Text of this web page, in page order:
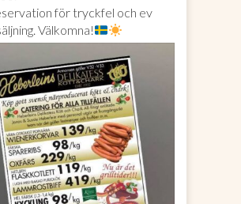
för tryckfel och ev
Välkomna!